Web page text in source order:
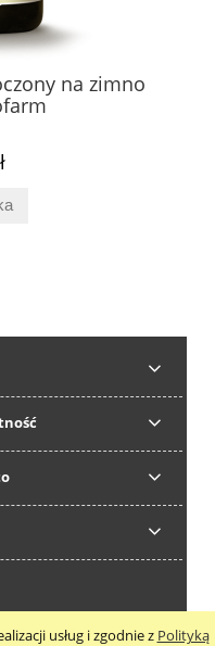
usług i zgodnie z Polityką
na zimno